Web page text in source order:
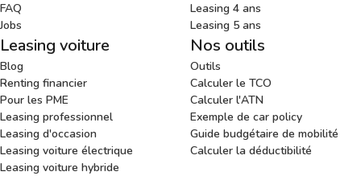
FAQ
Jobs
Leasing 4 ans
Leasing 5 ans
Leasing voiture
Blog
Renting financier
Pour les PME
Leasing professionnel
Leasing d'occasion
Leasing voiture électrique
Leasing voiture hybride
Nos outils
Outils
Calculer le TCO
Calculer l'ATN
Exemple de car policy
Guide budgétaire de mobilité
Calculer la déductibilité